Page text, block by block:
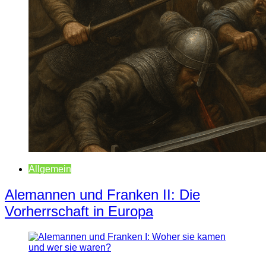
Allgemein
Alemannen und Franken II: Die
Vorherrschaft in Europa